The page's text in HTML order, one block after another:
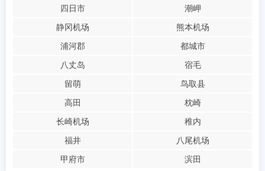
四日市
潮岬
静冈机场
熊本机场
浦河郡
都城市
八丈岛
宿毛
留萌
鸟取县
高田
枕崎
长崎机场
稚内
福井
八尾机场
甲府市
滨田